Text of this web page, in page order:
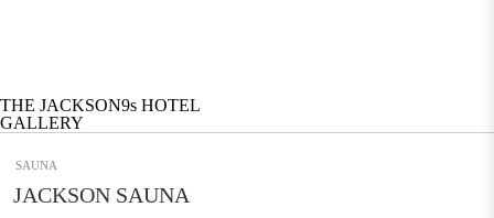
THE JACKSON9s HOTEL
GALLERY
SAUNA
JACKSON SAUNA